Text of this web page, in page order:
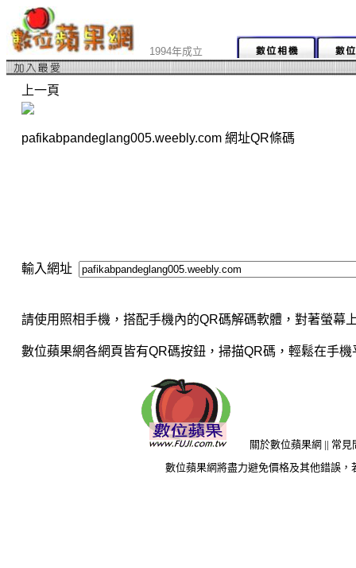
1994年成立
上一頁
pafikabpandeglang005.weebly.com 網址QR條碼
輸入網址
請使用照相手機，搭配手機內的QR碼解碼軟體，對著螢幕
數位蘋果網各網頁皆有QR碼按鈕，掃描QR碼，輕鬆在手
關於數位蘋果網 || 常見
數位蘋果網將盡力避免價格及其他錯誤